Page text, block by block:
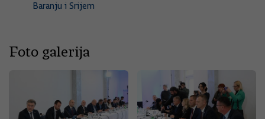
Baranju i Srijem
Foto galerija